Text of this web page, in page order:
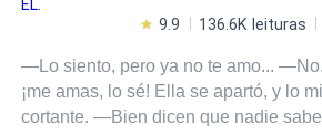
con la noticia e intenta arremeter
su pequeña hija que ha cuidado
9.9 136.6K leituras
—Lo siento, pero ya no te amo...
¡me amas, lo sé! Ella se apartó, y lo miró con una frialdad
cortante. —Bien dicen que nadie